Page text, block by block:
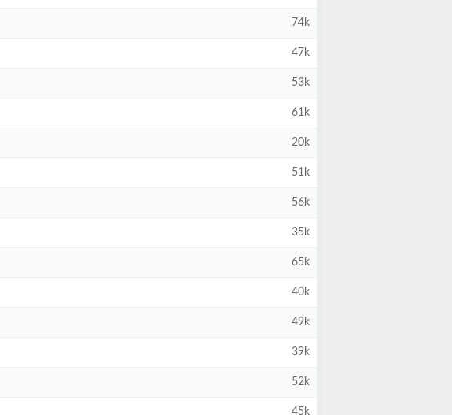
74k
47k
53k
61k
20k
51k
56k
35k
65k
40k
49k
39k
52k
45k